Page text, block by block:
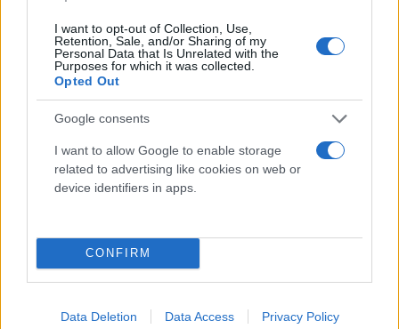
I want to opt-out of Collection, Use,
Retention, Sale, and/or Sharing of my
Personal Data that Is Unrelated with the
Purposes for which it was collected.
Opted Out
Google consents
I want to allow Google to enable storage
related to advertising like cookies on web or
device identifiers in apps.
CONFIRM
Data Deletion Data Access Privacy Policy
ΟΛΘ Α.Ε.: Πρωτοποριακό Ψηφιακό Σύστημα
αυτοματοποιεί τη διαχείριση Ψυχρής Αλυσίδας
Με την υλοποίηση της λύσης παρακολούθησης ψυγείων της
των ψυγείων στον τερματικό της σταθμό, παρέχοντας